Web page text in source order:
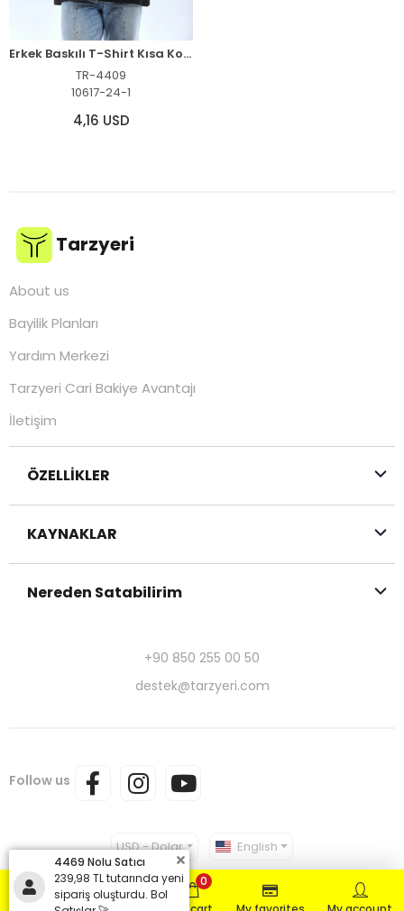
Erkek Baskılı T-Shirt Kısa Kol Bisiklet Yaka Rahat Kalıp Tişört - Siyah
TR-4409
10617-24-1
4,16 USD
Tarzyeri
About us
Bayilik Planları
Yardım Merkezi
Tarzyeri Cari Bakiye Avantajı
İletişim
ÖZELLİKLER
KAYNAKLAR
Nereden Satabilirim
+90 850 255 00 50
destek@tarzyeri.com
Follow us
USD - Dolar English
0
4469 Nolu Satıcı
239,98 TL tutarında yeni
sipariş oluşturdu. Bol